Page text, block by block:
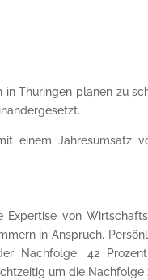
Thüringen planen zu
einem Jahresumsatz
von
in Anspruch.
Nachfolge. 42
um die Nachfolge